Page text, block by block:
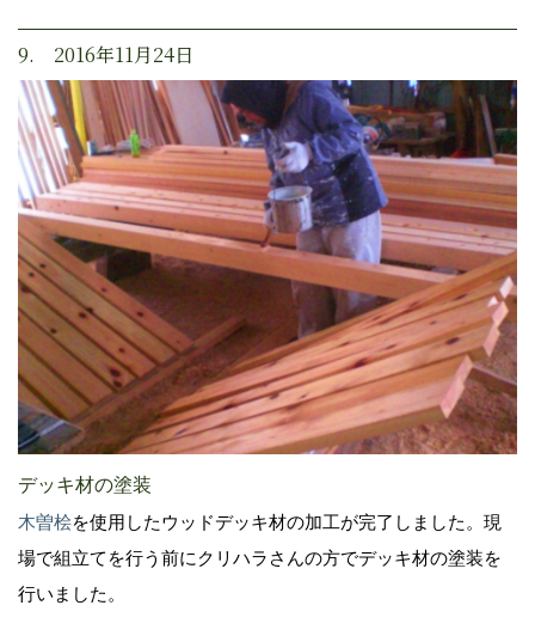
9. 2016年11月24日
デッキ材の塗装
木曽桧を使用したウッドデッキ材の加工が完了しました。現
場で組立てを行う前にクリハラさんの方でデッキ材の塗装を
行いました。